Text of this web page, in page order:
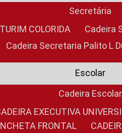
Secretária
COLORIDA
Cadeira Secretaria Palito L
Escolar
Cadeira Escolar
CADEIRA EXECUTIVA
FRONTAL